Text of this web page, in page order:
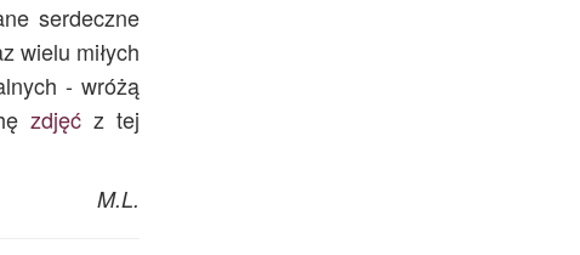
serdeczne
wielu miłych
- wróżą
zdjęć z tej
M.L.